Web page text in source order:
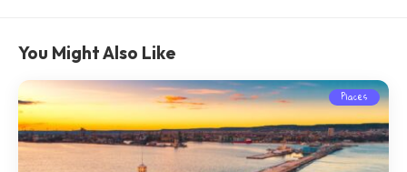
You Might Also Like
Places